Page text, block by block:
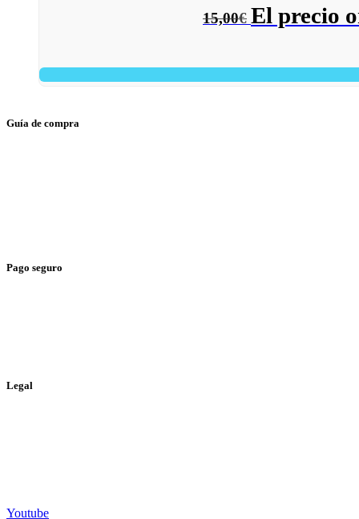
15,00€ El precio
Guía de compra
Pago seguro
Legal
Youtube